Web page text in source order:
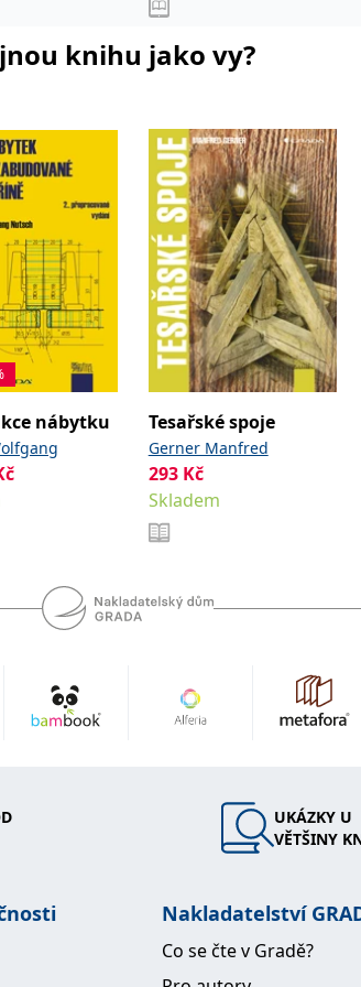
knihu jako vy?
nábytku Tesařské spoje
Gerner Manfred
293 Kč
Skladem
UKÁZKY U
VĚTŠINY
Nakladatelství
Co se čte v Gradě?